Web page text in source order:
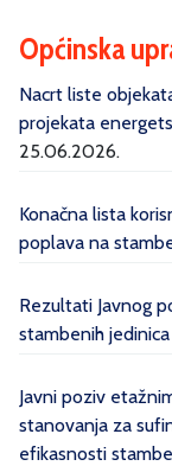
Općinska
Nacrt liste
projekata
25.06.2026.
Konačna lista
poplava na
Rezultati Javnog
stambenih jedinica
Javni poziv
stanovanja za
efikasnosti